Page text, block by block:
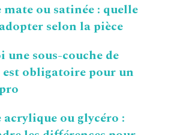
ou satinée : quelle
selon la pièce
une sous-couche de
obligatoire pour un
ou glycéro :